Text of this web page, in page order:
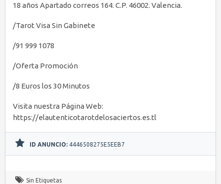
18 años Apartado correos 164. C.P. 46002. Valencia.
/Tarot Visa Sin Gabinete
/91 999 1078
/Oferta Promoción
/8 Euros los 30 Minutos
Visita nuestra Página Web:
https://elautenticotarotdelosaciertos.es.tl
ID ANUNCIO: 4446508275E5EEB7
Sin Etiquetas